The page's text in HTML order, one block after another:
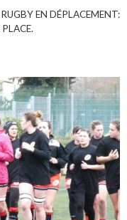
EN DÉPLACEMENT: